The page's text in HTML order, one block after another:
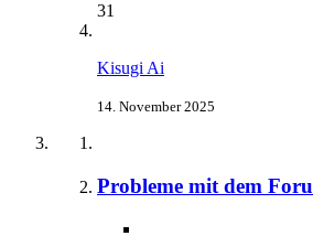
31
Kisugi Ai
14. November 2025
Probleme mit dem